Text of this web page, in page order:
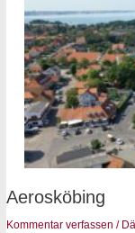
Aerosköbing
Kommentar verfassen /
Aerosköbing